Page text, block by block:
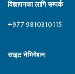
विज्ञापनका लागि सम्पर्क
+977 9810310115
साइट नेभिगेशन